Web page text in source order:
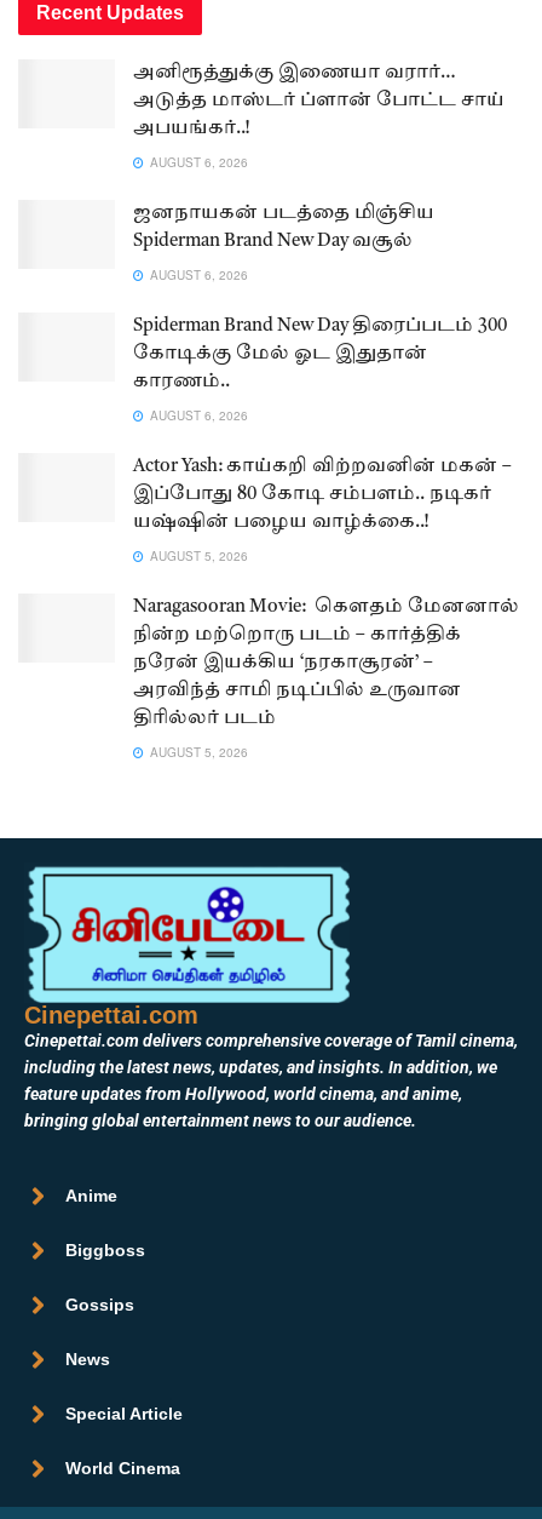
Recent Updates
அனிரூத்துக்கு இணையா வரார்…
அடுத்த மாஸ்டர் ப்ளான் போட்ட சாய்
அபயங்கர்..!
AUGUST 6, 2026
ஜனநாயகன் படத்தை மிஞ்சிய
Spiderman Brand New Day வசூல்
AUGUST 6, 2026
Spiderman Brand New Day திரைப்படம் 300
கோடிக்கு மேல் ஓட இதுதான்
காரணம்..
AUGUST 6, 2026
Actor Yash: காய்கறி விற்றவனின் மகன் –
இப்போது 80 கோடி சம்பளம்.. நடிகர்
யஷ்ஷின் பழைய வாழ்க்கை..!
AUGUST 5, 2026
Naragasooran Movie: கௌதம் மேனனால்
நின்ற மற்றொரு படம் – கார்த்திக்
நரேன் இயக்கிய ‘நரகாசூரன்’ –
அரவிந்த் சாமி நடிப்பில் உருவான
திரில்லர் படம்
AUGUST 5, 2026
Cinepettai.com
Cinepettai.com delivers comprehensive coverage of Tamil cinema,
including the latest news, updates, and insights. In addition, we
feature updates from Hollywood, world cinema, and anime,
bringing global entertainment news to our audience.
Anime
Biggboss
Gossips
News
Special Article
World Cinema